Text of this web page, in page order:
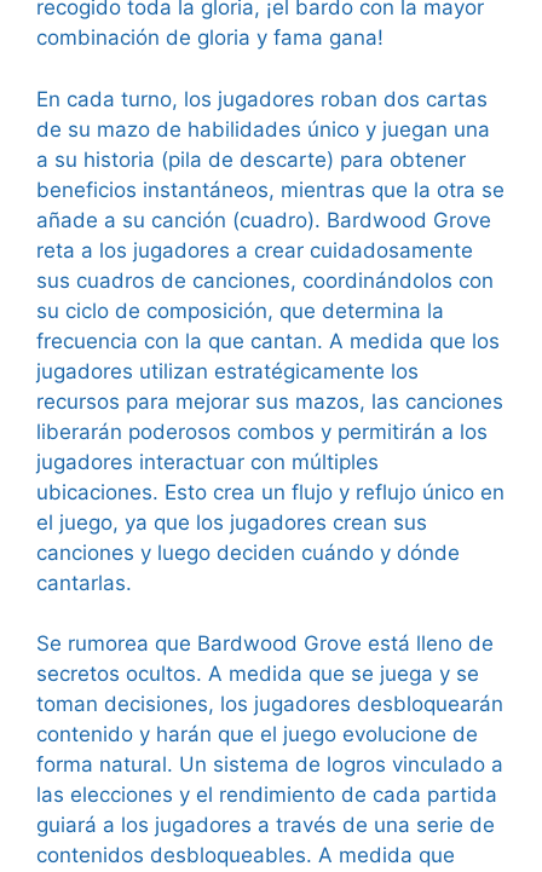
recogido toda la gloria, ¡el bardo con la mayor
combinación de gloria y fama gana!
En cada turno, los jugadores roban dos cartas
de su mazo de habilidades único y juegan una
a su historia (pila de descarte) para obtener
beneficios instantáneos, mientras que la otra se
añade a su canción (cuadro). Bardwood Grove
reta a los jugadores a crear cuidadosamente
sus cuadros de canciones, coordinándolos con
su ciclo de composición, que determina la
frecuencia con la que cantan. A medida que los
jugadores utilizan estratégicamente los
recursos para mejorar sus mazos, las canciones
liberarán poderosos combos y permitirán a los
jugadores interactuar con múltiples
ubicaciones. Esto crea un flujo y reflujo único en
el juego, ya que los jugadores crean sus
canciones y luego deciden cuándo y dónde
cantarlas.
Se rumorea que Bardwood Grove está lleno de
secretos ocultos. A medida que se juega y se
toman decisiones, los jugadores desbloquearán
contenido y harán que el juego evolucione de
forma natural. Un sistema de logros vinculado a
las elecciones y el rendimiento de cada partida
guiará a los jugadores a través de una serie de
contenidos desbloqueables. A medida que